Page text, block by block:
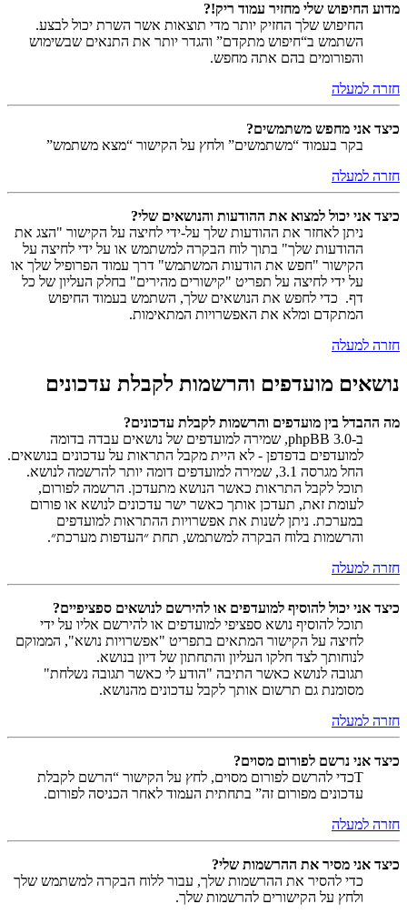
מדוע החיפוש שלי מחזיר עמוד ריק!?
החיפוש שלך החזיק יותר מדי תוצאות אשר השרת יכול לבצע.
השתמש ב“חיפוש מתקדם” והגדר יותר את התנאים שבשימוש
והפורומים בהם אתה מחפש.
חזרה למעלה
כיצד אני מחפש משתמשים?
בקר בעמוד “משתמשים” ולחץ על הקישור “מצא משתמש”
חזרה למעלה
כיצד אני יכול למצוא את ההודעות והנושאים שלי?
ניתן לאחזר את ההודעות שלך על-ידי לחיצה על הקישור "הצג את
ההודעות שלך" בתוך לוח הבקרה למשתמש או על ידי לחיצה על
הקישור "חפש את הודעות המשתמש" דרך עמוד הפרופיל שלך או
על ידי לחיצה על תפריט "קישורים מהירים" בחלק העליון של כל
דף. כדי לחפש את הנושאים שלך, השתמש בעמוד החיפוש
המתקדם ומלא את האפשרויות המתאימות.
חזרה למעלה
נושאים מועדפים והרשמות לקבלת עדכונים
מה ההבדל בין מועדפים והרשמות לקבלת עדכונים?
ב-phpBB 3.0, שמירה למועדפים של נושאים עבדה בדומה
למועדפים בדפדפן - לא היית מקבל התראות על עדכונים בנושאים.
החל מגרסה 3.1, שמירה למועדפים דומה יותר להרשמה לנושא.
תוכל לקבל התראות כאשר הנושא מתעדכן. הרשמה לפורום,
לעומת זאת, תעדכן אותך כאשר ישר עדכונים לנושא או פורום
במערכת. ניתן לשנות את אפשרויות ההתראות למועדפים
והרשמות בלוח הבקרה למשתמש, תחת ״העדפות מערכת״.
חזרה למעלה
כיצד אני יכול להוסיף למועדפים או להירשם לנושאים ספציפיים?
תוכל להוסיף נושא ספציפי למועדפים או להירשם אליו על ידי
לחיצה על הקישור המתאים בתפריט "אפשרויות נושא", הממוקם
לנוחותך לצד חלקו העליון והתחתון של דיון בנושא.
תגובה לנושא כאשר התיבה "הודע לי כאשר תגובה נשלחת"
מסומנת גם תרשום אותך לקבל עדכונים מהנושא.
חזרה למעלה
כיצד אני נרשם לפורום מסוים?
Tכדי להרשם לפורום מסוים, לחץ על הקישור “הרשם לקבלת
עדכונים מפורום זה” בתחתית העמוד לאחר הכניסה לפורום.
חזרה למעלה
כיצד אני מסיר את ההרשמות שלי?
כדי להסיר את ההרשמות שלך, עבור ללוח הבקרה למשתמש שלך
ולחץ על הקישורים להרשמות שלך.